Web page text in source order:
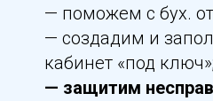
— поможем с бух.
— создадим и
кабинет «под ключ»;
— защитим